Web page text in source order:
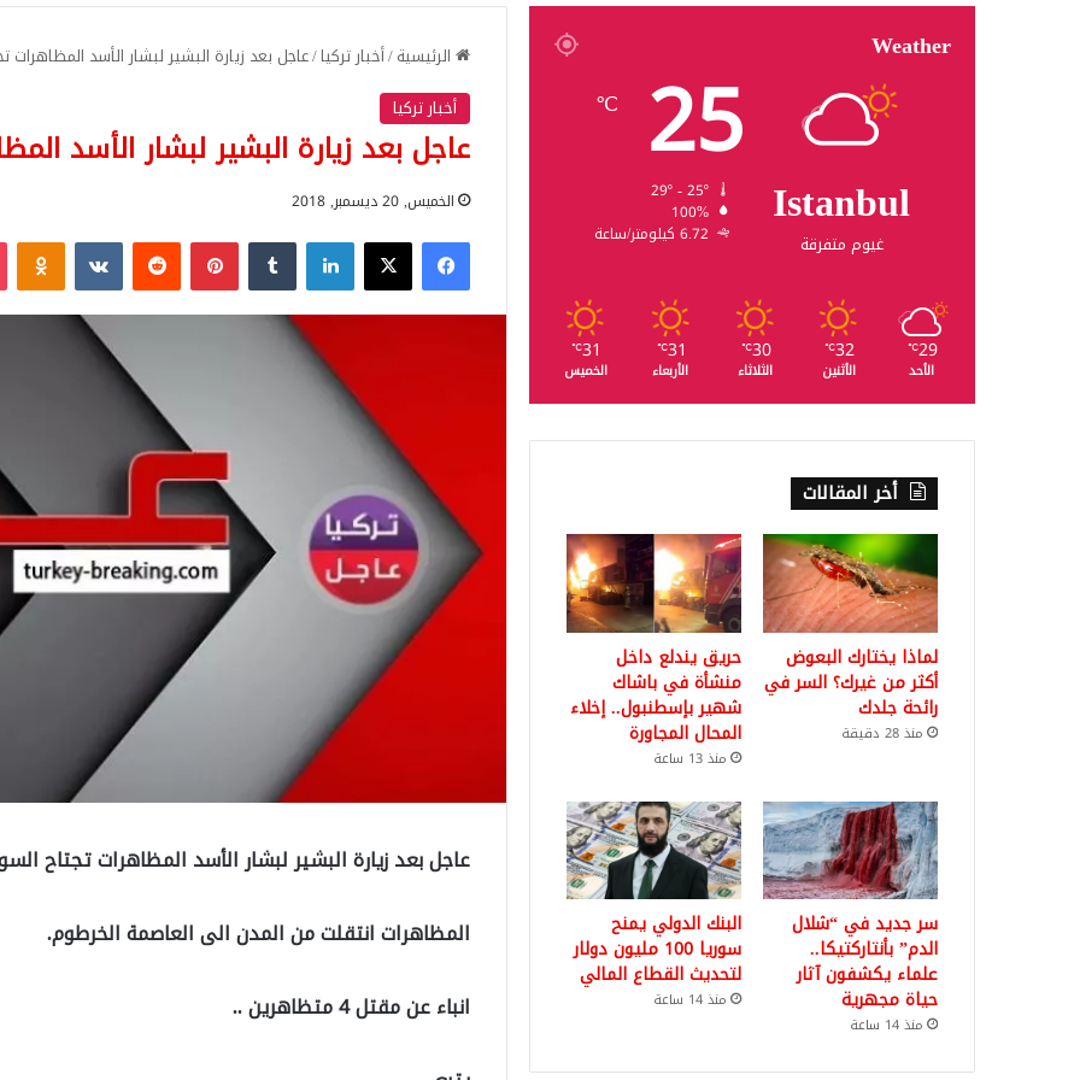
الرئيسية/أخبار تركيا/عاجل بعد زيارة البشير لبشار الأسد
أخبار تركيا
عاجل بعد زيارة البشير لبشار الأسد
الخميس, 20 ديسمبر, 2018
فيسبوك‫X لينكدإن بينتيريست
عاجل بعد زيارة البشير لبشار الأسد المظاهرات تجتاح
المظاهرات انتقلت من المدن الى العاصمة الخرطوم.
انباء عن مقتل 4 متظاهرين ..
Weather
Istanbul
غيوم متفرقة
25
℃
100%
6.72 كيلومتر/ساعة
29
℃
الأحد
32
℃
الأثنين
30
℃
الثلاثاء
31
℃
الأربعاء
31
℃
الخميس
أخر المقالات
لماذا يختارك البعوض
أكثر من غيرك؟ السر في
رائحة جلدك
منذ 28 دقيقة
حريق يندلع داخل
منشأة في باشاك
شهير بإسطنبول.. إخلاء
المحال المجاورة
منذ 13 ساعة
سر جديد في “شلال
الدم” بأنتاركتيكا..
علماء يكشفون آثار
حياة مجهرية
منذ 14 ساعة
البنك الدولي يمنح
سوريا 100 مليون دولار
لتحديث القطاع المالي
منذ 14 ساعة